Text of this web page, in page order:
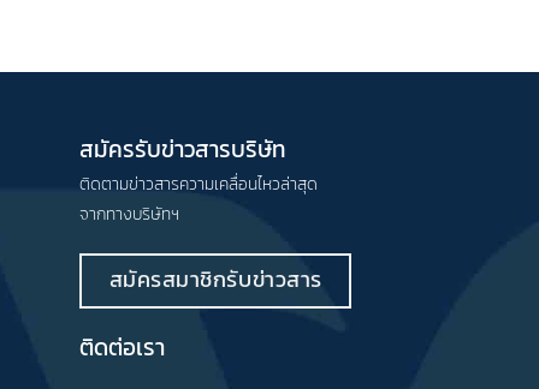
สมัครรับข่าวสารบริษัท
ติดตามข่าวสารความเคลื่อนไหวล่าสุด
จากทางบริษัทฯ
สมัครสมาชิกรับข่าวสาร
ติดต่อเรา